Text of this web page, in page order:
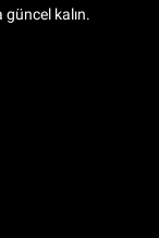
güncel kalın.